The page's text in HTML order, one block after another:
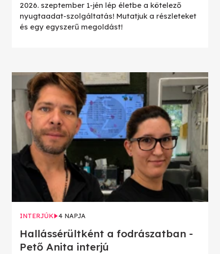
2026. szeptember 1-jén lép életbe a kötelező
nyugtaadat-szolgáltatás! Mutatjuk a részleteket
és egy egyszerű megoldást!
INTERJÚK 4 NAPJA
Hallássérültként a fodrászatban -
Pető Anita interjú